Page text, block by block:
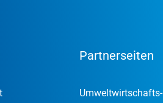
Partnerseiten
Umweltwirtschafts­